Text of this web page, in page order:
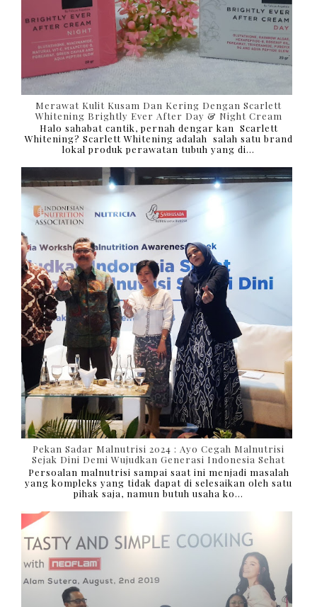
Merawat Kulit Kusam Dan Kering Dengan Scarlett
Whitening Brightly Ever After Day & Night Cream
Halo sahabat cantik, pernah dengar kan Scarlett
Whitening? Scarlett Whitening adalah salah satu brand
lokal produk perawatan tubuh yang di...
Pekan Sadar Malnutrisi 2024 : Ayo Cegah Malnutrisi
Sejak Dini Demi Wujudkan Generasi Indonesia Sehat
Persoalan malnutrisi sampai saat ini menjadi masalah
yang kompleks yang tidak dapat di selesaikan oleh satu
pihak saja, namun butuh usaha ko...